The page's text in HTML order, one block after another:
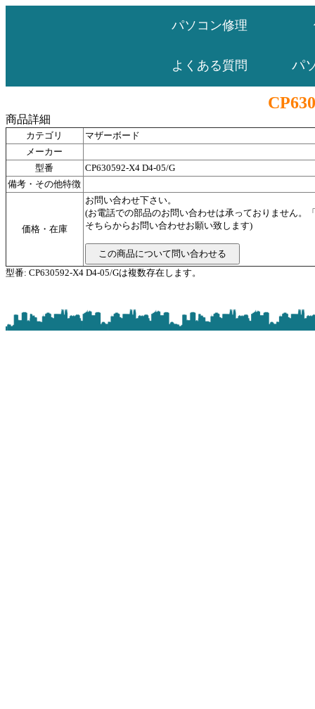
パソコン修理
よくある質問 パ
商品詳細
カテゴリ
マザーボード
メーカー
型番
CP630592-X4 D4-05/G
備考・その他特徴
価格・在庫
お問い合わせ下さい。
(お電話での部品のお問い合わせは承っておりません。
そちらからお問い合わせお願い致します)
型番: CP630592-X4 D4-05/Gは複数存在します。